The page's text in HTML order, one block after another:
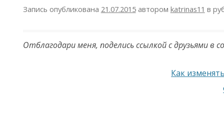
Запись опубликована 21.07.2015автором katrinas11 в
Отблагодари меня, поделись ссылкой с друзьями в
Как